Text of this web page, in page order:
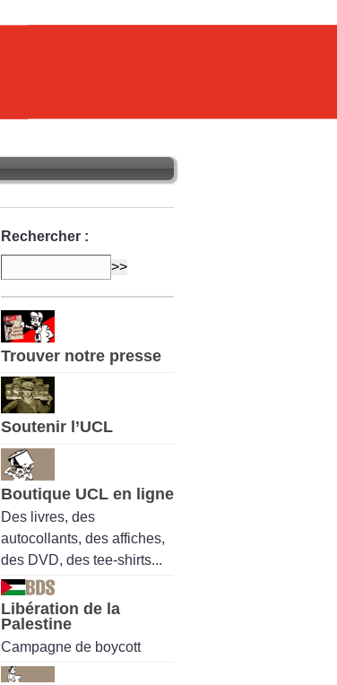
Rechercher :
Trouver notre presse
Soutenir l’UCL
Boutique UCL en ligne
Des livres, des
autocollants, des affiches,
des DVD, des tee-shirts...
Libération de la
Palestine
Campagne de boycott